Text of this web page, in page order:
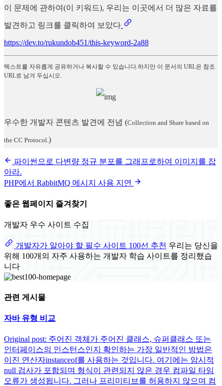
이 문제에 관하여(이 키워드), 우리는 이곳에서 더 많은 자료를
발견하고 링크를 클릭하여 보았다
https://dev.to/rukundob451/this-keyword-2a88
텍스트를 자유롭게 공유하거나 복사할 수 있습니다.하지만 이 문서의 URL은 참조
URL로 남겨 두십시오.
우수한 개발자 콘텐츠 발견에 전념 (Collection and Share based on
the CC Protocol. )
파이썬으로 다변량 정규 분포를 그래프로하여 이미지를 잡
아라.
PHP에서 RabbitMQ 메시지 사용 지연
좋은 웹페이지 즐겨찾기
개발자 우수 사이트 수집
개발자가 알아야 할 필수 사이트 100선 추천 우리는 당신을
위해 100개의 자주 사용하는 개발자 학습 사이트를 정리했습
니다
관련 게시물
자바 유형 비교
Original post: 주어진 객체가 주어진 클래스, 슈퍼클래스 또는
인터페이스의 인스턴스인지 확인하는 가장 일반적인 방법은
이진 연산자instanceof를 사용하는 것입니다. 여기에는 암시적
null 검사가 포함되며 형식이 관련되지 않은 경우 컴파일 타임
오류가 생성됩니다. 그러나 프리미티브를 허용하지 않으며 컴